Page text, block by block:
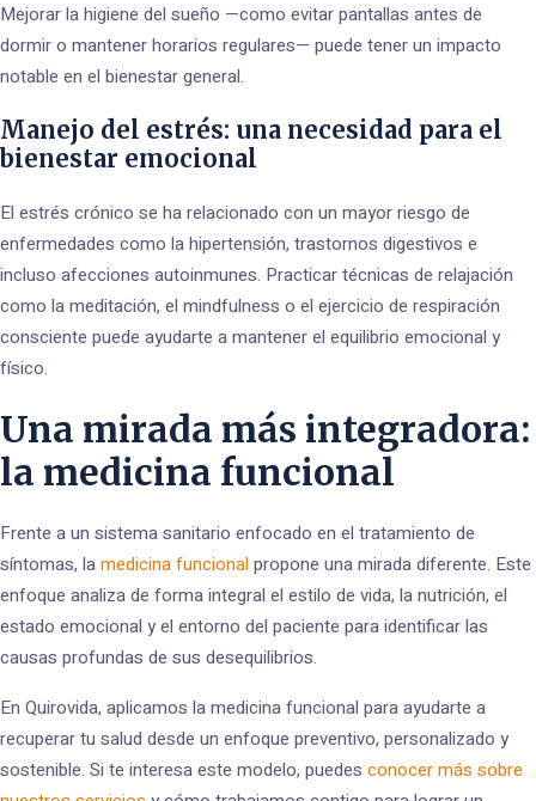
Mejorar la higiene del sueño —como evitar pantallas antes de
dormir o mantener horarios regulares— puede tener un impacto
notable en el bienestar general.
Manejo del estrés: una necesidad para el
bienestar emocional
El estrés crónico se ha relacionado con un mayor riesgo de
enfermedades como la hipertensión, trastornos digestivos e
incluso afecciones autoinmunes. Practicar técnicas de relajación
como la meditación, el mindfulness o el ejercicio de respiración
consciente puede ayudarte a mantener el equilibrio emocional y
físico.
Una mirada más integradora:
la medicina funcional
Frente a un sistema sanitario enfocado en el tratamiento de
síntomas, lamedicina funcional propone una mirada diferente. Este
enfoque analiza de forma integral el estilo de vida, la nutrición, el
estado emocional y el entorno del paciente para identificar las
causas profundas de sus desequilibrios.
En Quirovida, aplicamos la medicina funcional para ayudarte a
recuperar tu salud desde un enfoque preventivo, personalizado y
sostenible. Si te interesa este modelo, puedes conocer más sobre